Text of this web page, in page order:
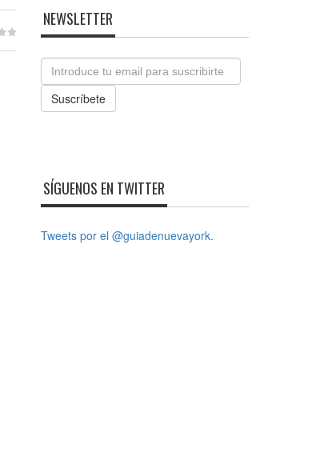
NEWSLETTER
Email
Suscríbete
SÍGUENOS EN TWITTER
Tweets por el @guiadenuevayork.